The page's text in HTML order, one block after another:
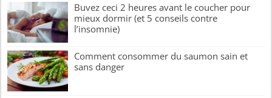
Buvez ceci 2 heures avant le coucher pour
mieux dormir (et 5 conseils contre
l’insomnie)
Comment consommer du saumon sain et
sans danger